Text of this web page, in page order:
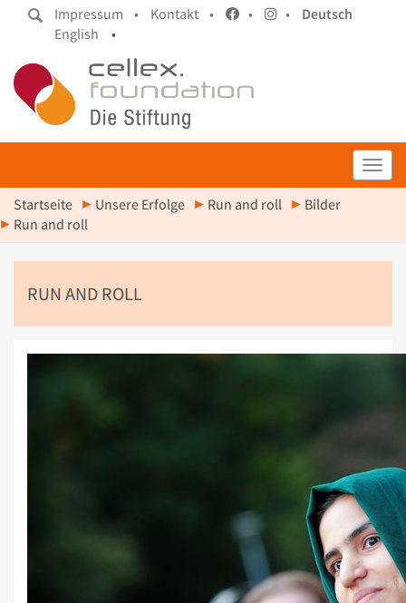
Impressum • Kontakt • • •
Deutsch
English
•
Startseite Unsere Erfolge Run and roll
Bilder
Run and roll
RUN AND ROLL